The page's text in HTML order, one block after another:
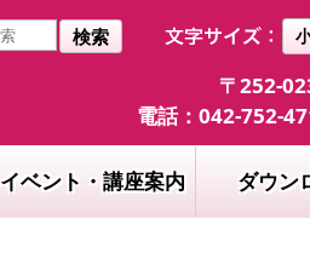
検索
〒252-
電話：042-752-
イベント・講座案内 ダウン